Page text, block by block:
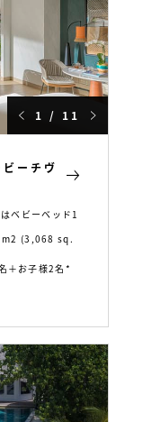
1 / 11
ーチヴ
ベビーベッド1
(3,068 sq.
＋お子様2名*